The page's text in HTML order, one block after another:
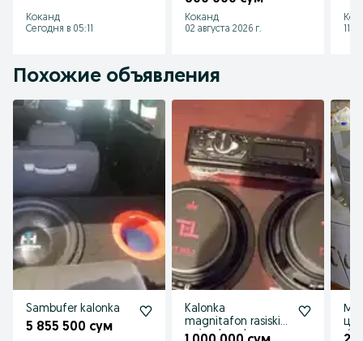
Коканд
Сегодня в 05:11
Коканд
02 августа 2026 г.
11
Похожие объявления
Sambufer kalonka
5 855 500 сум
Kalonka
magnitafon rasiski
rasiyadan olganman